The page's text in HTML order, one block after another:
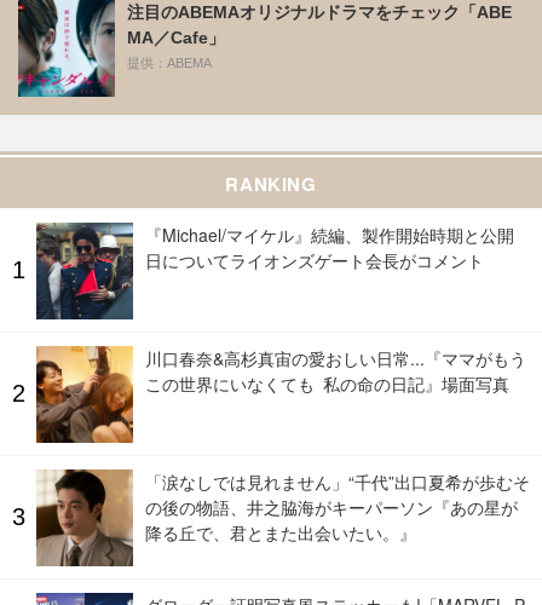
注目のABEMAオリジナルドラマをチェック「ABE
MA／Cafe」
提供：ABEMA
RANKING
『Michael/マイケル』続編、製作開始時期と公開
日についてライオンズゲート会長がコメント
川口春奈&高杉真宙の愛おしい日常...『ママがもう
この世界にいなくても 私の命の日記』場面写真
「涙なしでは見れません」“千代”出口夏希が歩むそ
の後の物語、井之脇海がキーパーソン『あの星が
降る丘で、君とまた出会いたい。』